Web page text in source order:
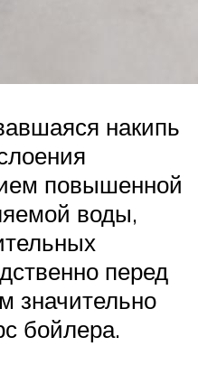
накипь
повышенной
воды,
перед
значительно
бойлера.